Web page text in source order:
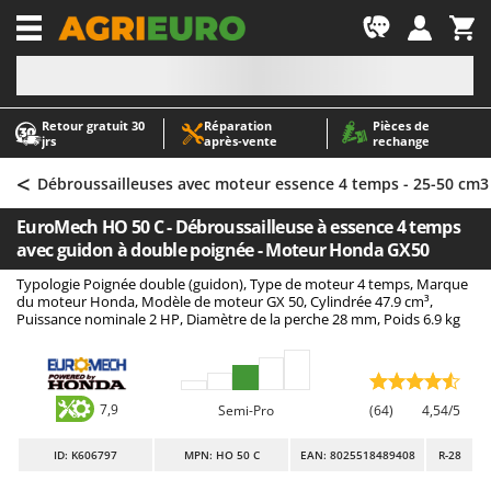
Retour gratuit 30
jrs
Réparation
après‑vente
Pièces de
rechange
-1
A
Abris de jardin
Accessoires pour tracteurs tondeuses autoportés
Aérateurs Scarificateurs pour gazon
Arracheuses de pommes de terre pour tracteur
Aspirateurs - Balais Électriques
Aspirateurs à cendres
Aspirateurs à feuilles sur roues
Aspirateurs de piscine
Aspirateurs Multifonctions
A
AgriEuro Premium
AgriEuro TOP-LINE
AGT
Aima
Airmec
ALA 2000
Alce
< Débroussailleuses avec moteur essence 4 temps - 25-50 cm3
EuroMech HO 50 C - Débroussailleuse à essence 4 temps
avec guidon à double poignée - Moteur Honda GX50
Typologie Poignée double (guidon), Type de moteur 4 temps, Marque
du moteur Honda, Modèle de moteur GX 50, Cylindrée 47.9 cm³,
Puissance nominale 2 HP, Diamètre de la perche 28 mm, Poids 6.9 kg
7,9 Semi-Pro (64) 4,54/5
ID: K606797 MPN: HO 50 C EAN: 8025518489408 R-28